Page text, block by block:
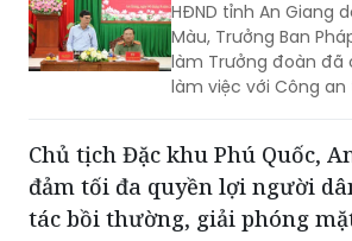
làm việc với Công an
công tác cải cách
quyết thủ tục hành
Công an, nhằm
vướng mắc và đề
nâng cao chất lượng
dân, cơ quan, tổ
với đoàn có Đại tá
Chủ tịch Đặc khu Phú Quốc,
tác bồi thường, giải phóng
Ngày 6/8, tại buổi
dân bị ảnh hưởng bởi